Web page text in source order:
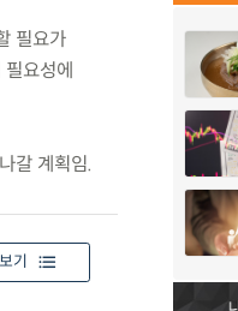
필요가
요성에
갈 계획임.
기